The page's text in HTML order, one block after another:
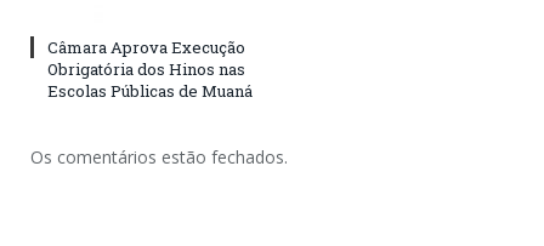
Câmara Aprova Execução
Obrigatória dos Hinos nas
Escolas Públicas de Muaná
Os comentários estão fechados.